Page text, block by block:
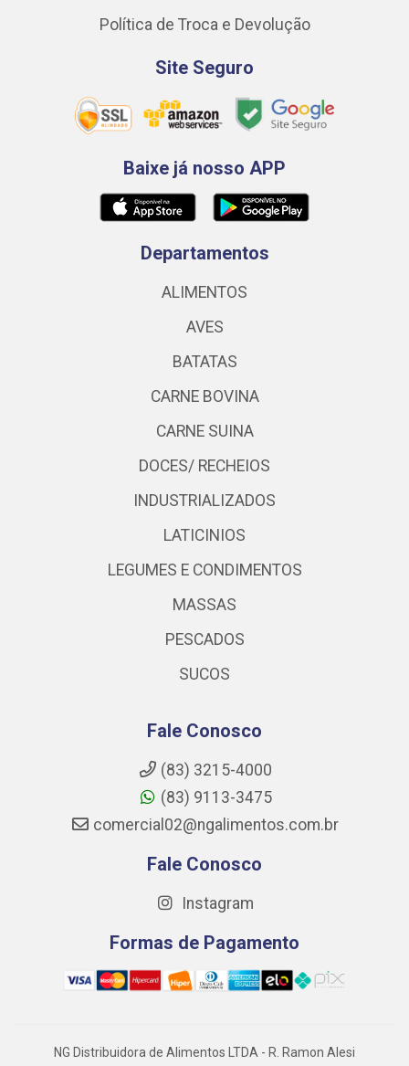
Política de Troca e Devolução
Site Seguro
Baixe já nosso APP
Departamentos
ALIMENTOS
AVES
BATATAS
CARNE BOVINA
CARNE SUINA
DOCES/ RECHEIOS
INDUSTRIALIZADOS
LATICINIOS
LEGUMES E CONDIMENTOS
MASSAS
PESCADOS
SUCOS
Fale Conosco
(83) 3215-4000
(83) 9113-3475
comercial02@ngalimentos.com.br
Fale Conosco
Instagram
Formas de Pagamento
NG Distribuidora de Alimentos LTDA - R. Ramon Alesi